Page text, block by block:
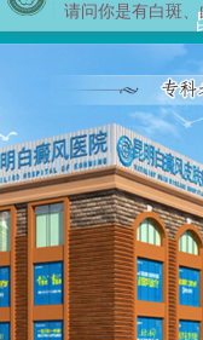
您好,这里是在线
请问你是有白斑